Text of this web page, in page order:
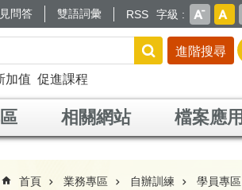
問答 雙語詞彙 RSS 字級
進階搜尋
加值 促進課程
相關網站 檔案應用
首頁 業務專區 自辦訓練 學員專區